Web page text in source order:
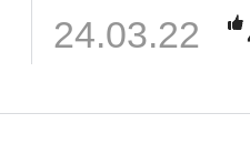
24.03.22